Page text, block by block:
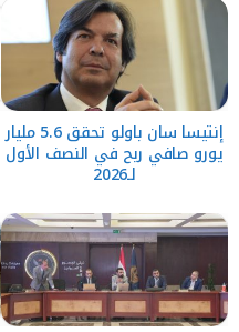
إنتيسا سان باولو تحقق 5.6 مليار
يورو صافي ربح في النصف الأول
لـ2026